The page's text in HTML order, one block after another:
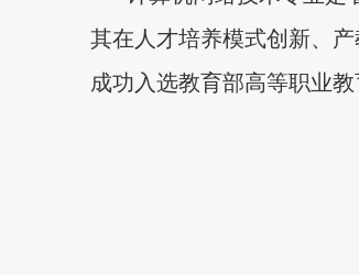
其在人才培养模式创新、
成功入选教育部高等职业